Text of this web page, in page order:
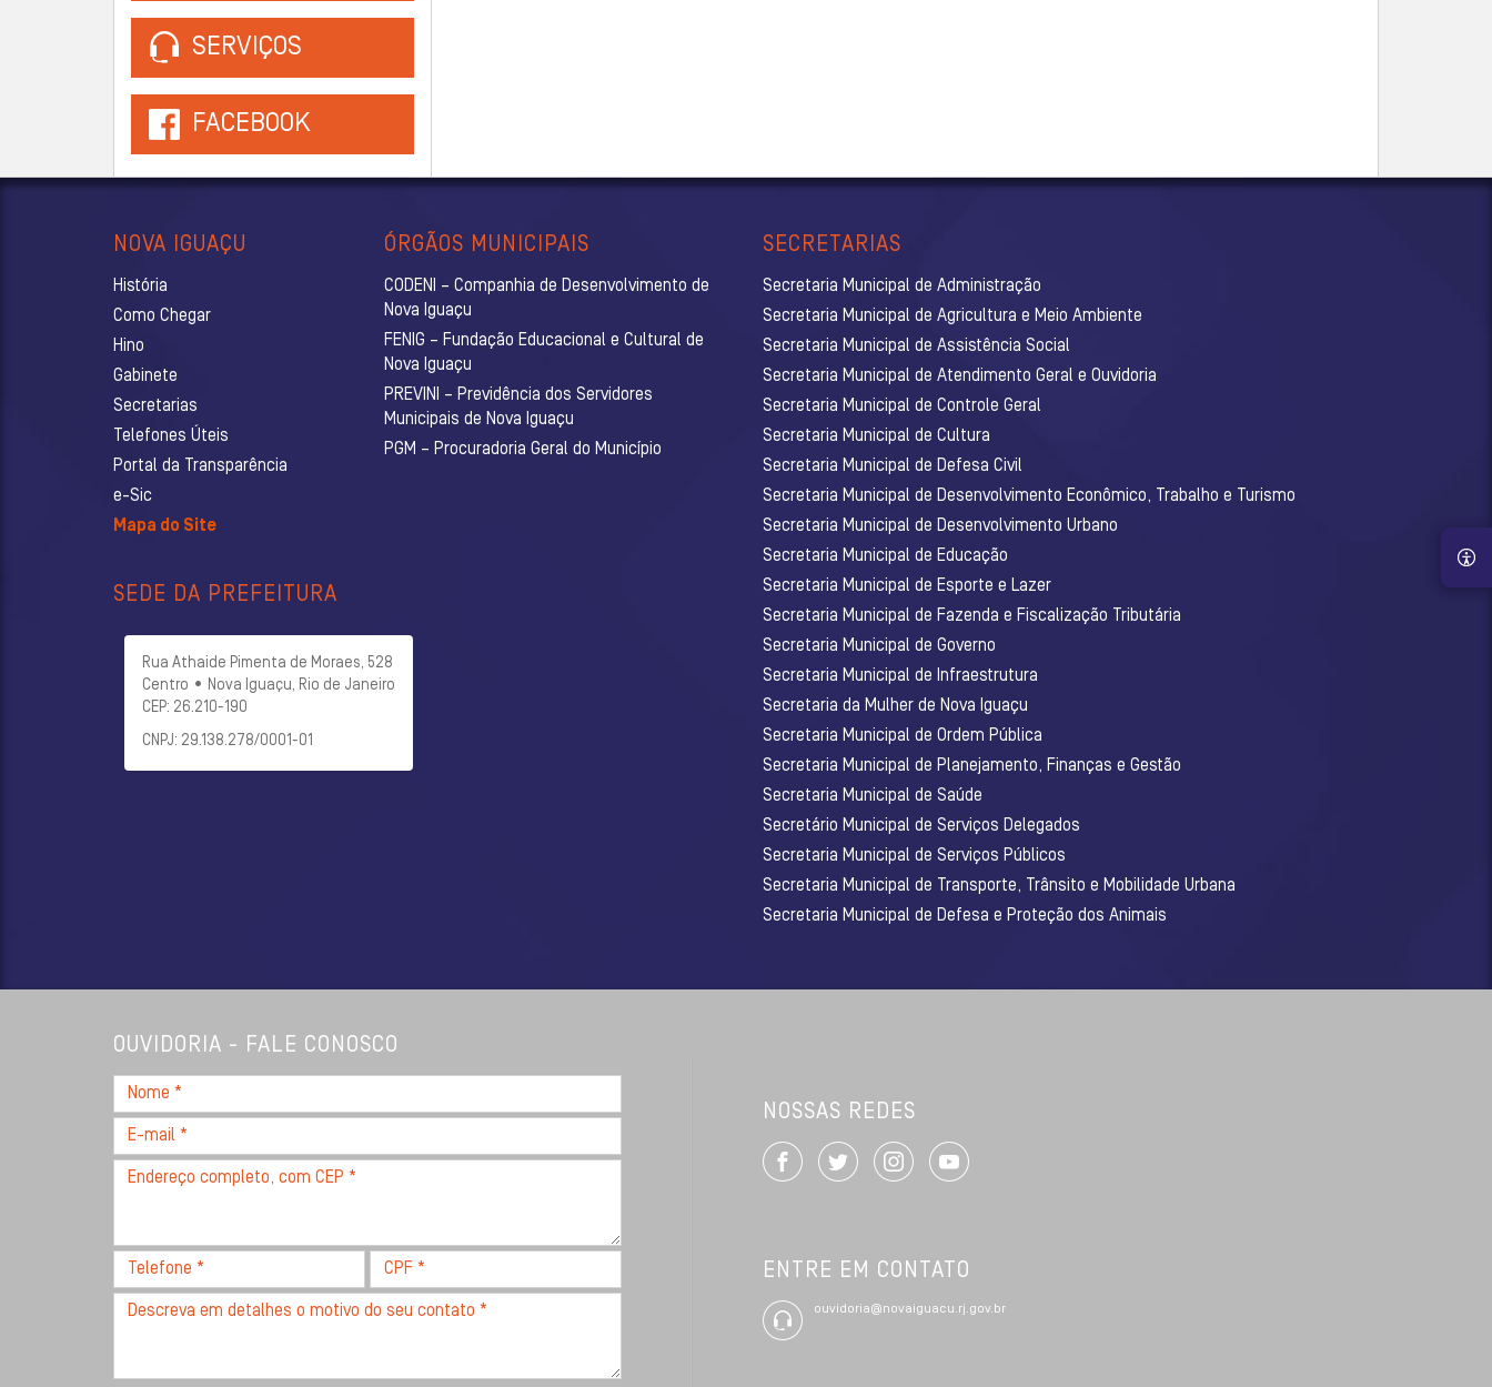
SERVIÇOS
FACEBOOK
NOVA IGUAÇU
História
Como Chegar
Hino
Gabinete
Secretarias
Telefones Úteis
Portal da Transparência
e-Sic
Mapa do Site
ÓRGÃOS MUNICIPAIS
CODENI – Companhia de Desenvolvimento de
Nova Iguaçu
FENIG – Fundação Educacional e Cultural de
Nova Iguaçu
PREVINI – Previdência dos Servidores
Municipais de Nova Iguaçu
PGM – Procuradoria Geral do Município
SEDE DA PREFEITURA
Rua Athaide Pimenta de Moraes, 528
Centro • Nova Iguaçu, Rio de Janeiro
CEP: 26.210-190
CNPJ: 29.138.278/0001-01
SECRETARIAS
Secretaria Municipal de Administração
Secretaria Municipal de Agricultura e Meio Ambiente
Secretaria Municipal de Assistência Social
Secretaria Municipal de Atendimento Geral e Ouvidoria
Secretaria Municipal de Controle Geral
Secretaria Municipal de Cultura
Secretaria Municipal de Defesa Civil
Secretaria Municipal de Desenvolvimento Econômico, Trabalho e Turismo
Secretaria Municipal de Desenvolvimento Urbano
Secretaria Municipal de Educação
Secretaria Municipal de Esporte e Lazer
Secretaria Municipal de Fazenda e Fiscalização Tributária
Secretaria Municipal de Governo
Secretaria Municipal de Infraestrutura
Secretaria da Mulher de Nova Iguaçu
Secretaria Municipal de Ordem Pública
Secretaria Municipal de Planejamento, Finanças e Gestão
Secretaria Municipal de Saúde
Secretário Municipal de Serviços Delegados
Secretaria Municipal de Serviços Públicos
Secretaria Municipal de Transporte, Trânsito e Mobilidade Urbana
Secretaria Municipal de Defesa e Proteção dos Animais
OUVIDORIA - FALE CONOSCO
Nome
*
E-
mail
Endereço
CEP
Telefone
*
CPF
*
Descreva
com
NOSSAS REDES
ENTRE EM CONTATO
ouvidoria@novaiguacu.rj.gov.br